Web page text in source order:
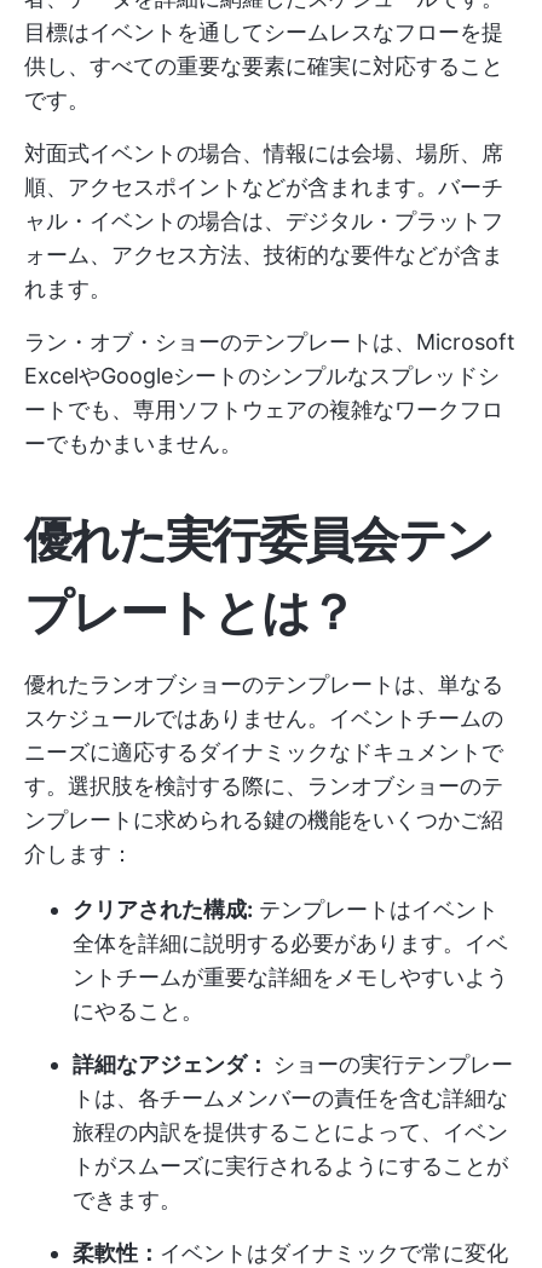
目標はイベントを通してシームレスなフローを提
供し、すべての重要な要素に確実に対応すること
です。
対面式イベントの場合、情報には会場、場所、席
順、アクセスポイントなどが含まれます。バーチ
ャル・イベントの場合は、デジタル・プラットフ
ォーム、アクセス方法、技術的な要件などが含ま
れます。
ラン・オブ・ショーのテンプレートは、Microsoft
ExcelやGoogleシートのシンプルなスプレッドシ
ートでも、専用ソフトウェアの複雑なワークフロ
ーでもかまいません。
優れた実行委員会テン
プレートとは？
優れたランオブショーのテンプレートは、単なる
スケジュールではありません。イベントチームの
ニーズに適応するダイナミックなドキュメントで
す。選択肢を検討する際に、ランオブショーのテ
ンプレートに求められる鍵の機能をいくつかご紹
介します：
クリアされた構成: テンプレートはイベント
全体を詳細に説明する必要があります。イベ
ントチームが重要な詳細をメモしやすいよう
にやること。
詳細なアジェンダ： ショーの実行テンプレー
トは、各チームメンバーの責任を含む詳細な
旅程の内訳を提供することによって、イベン
トがスムーズに実行されるようにすることが
できます。
柔軟性： イベントはダイナミックで常に変化